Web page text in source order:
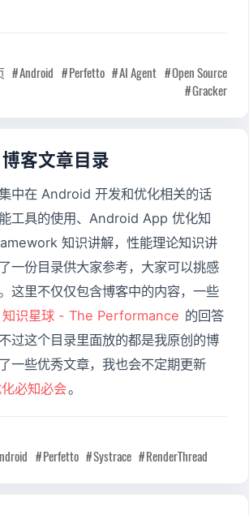
Android Perfetto AI Agent
Open Source
Gracker
博客文章目录
中在 Android 开发和优化相关的话
工具的使用、Android App 优化知
知识讲解，性能理论知识讲
一份目录供大家参考，大家可以挑感
这里不仅仅包含博客中的内容，一些
知识星球 - The Performance 的回答
过这个目录里面放的都是我原创的博
一些优秀文章，我也会不定期更新
必知必会。
Perfetto Systrace RenderThread